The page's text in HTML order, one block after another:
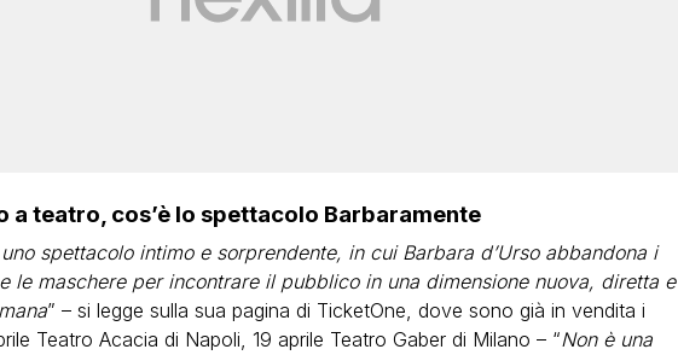
a teatro, cos’è lo spettacolo Barbaramente
spettacolo intimo e sorprendente, in cui Barbara d’Urso abbandona i
le maschere per incontrare il pubblico in una dimensione nuova, diretta e
” – si legge sulla sua pagina di TicketOne, dove sono già in vendita i
Teatro Acacia di Napoli, 19 aprile Teatro Gaber di Milano – “Non è una